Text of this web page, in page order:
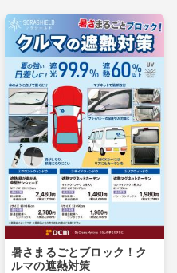
暑さまるごとブロック！ク
ルマの遮熱対策